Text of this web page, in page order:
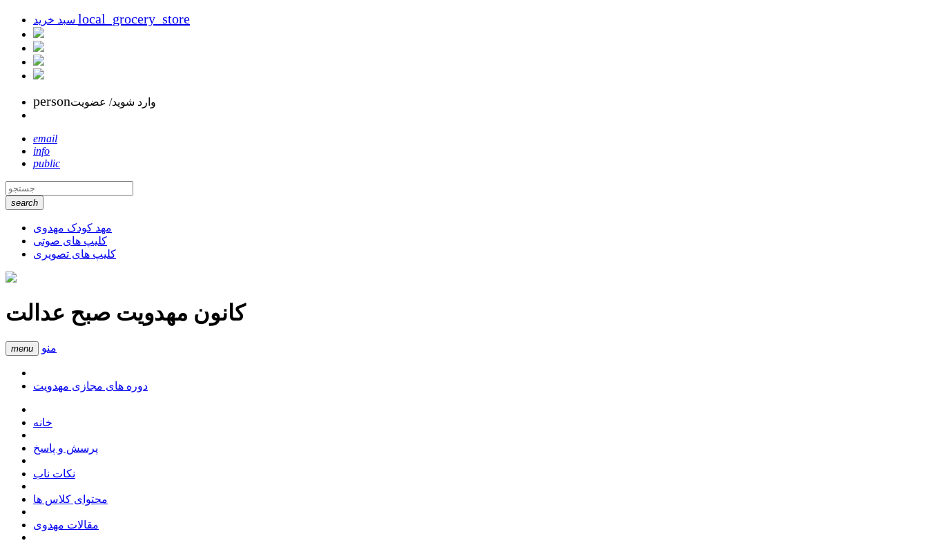
local_grocery_store
personوارد شوید/ عضویت
email
info
public
search
مهد کودک مهدوی
کلیپ های صوتی
کلیپ های تصویری
کانون مهدویت صبح عدالت
menu منو
دوره های مجازی مهدویت
خانه
پرسش و پاسخ
نکات ناب
محتوای کلاس ها
مقالات مهدوی